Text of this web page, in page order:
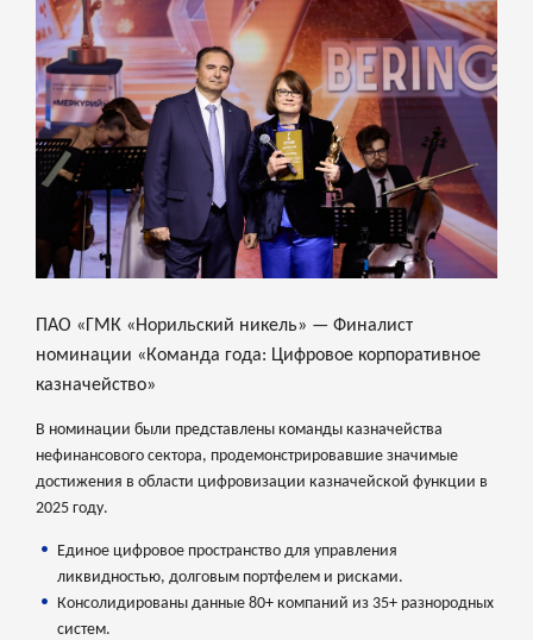
ПАО «ГМК «Норильский никель» — Финалист
номинации «Команда года: Цифровое корпоративное
казначейство»
В номинации были представлены команды казначейства
нефинансового сектора, продемонстрировавшие значимые
достижения в области цифровизации казначейской функции в
2025 году.
Единое цифровое пространство для управления
ликвидностью, долговым портфелем и рисками.
Консолидированы данные 80+ компаний из 35+ разнородных
систем.